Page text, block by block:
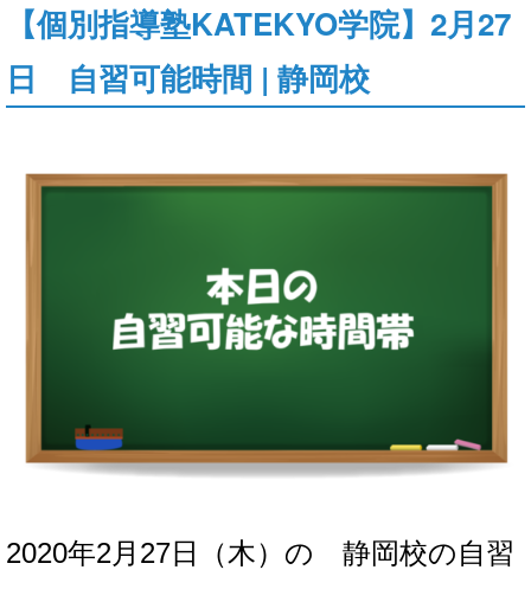
【個別指導塾KATEKYO学院】2月27
日 自習可能時間 | 静岡校
2020年2月27日（木）の 静岡校の自習